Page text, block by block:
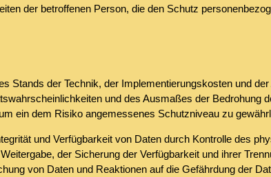
der betroffenen Person, die den Schutz
Stands der Technik, der Implementierungskosten und
und des Ausmaßes der Bedrohung
ein dem Risiko angemessenes Schutzniveau zu
und Verfügbarkeit von Daten durch Kontrolle des
der Sicherung der Verfügbarkeit und ihrer
von Daten und Reaktionen auf die Gefährdung der